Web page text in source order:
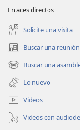
Enlaces directos
Solicite una visita
Buscar una reunión
(abre
una
nueva
ventana)
Buscar una
(abre
una
nueva
ventana)
Lo nuevo
Videos
Videos con